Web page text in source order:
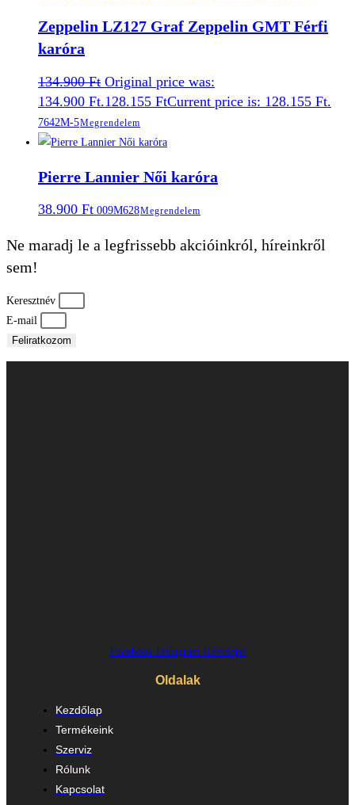
Zeppelin LZ127 Graf Zeppelin GMT Férfi
karóra
134.900Ft Original price was:
134.900 Ft.128.155 FtCurrent price is: 128.155 Ft.
7642M-5Megrendelem
Pierre Lannier Női karóra
38.900 Ft 009M628Megrendelem
Ne maradj le a legfrissebb akcióinkról, híreinkről
sem!
Keresztnév
E-mail
Feliratkozom
Facebook Instagram Envelope
Oldalak
Kezdőlap
Termékeink
Szerviz
Rólunk
Kapcsolat